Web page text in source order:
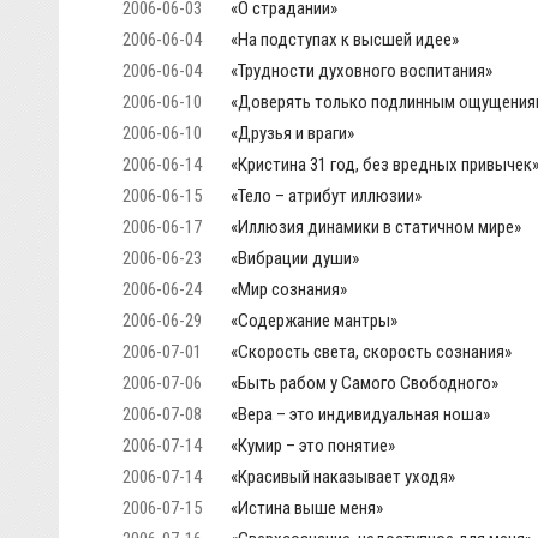
2006-06-03
«О страдании»
2006-06-04
«На подступах к высшей идее»
2006-06-04
«Трудности духовного воспитания»
2006-06-10
«Доверять только подлинным
2006-06-10
«Друзья и враги»
2006-06-14
«Кристина 31 год, без вредных привычек»
2006-06-15
«Тело – атрибут иллюзии»
2006-06-17
«Иллюзия динамики в статичном мире»
2006-06-23
«Вибрации души»
2006-06-24
«Мир сознания»
2006-06-29
«Содержание мантры»
2006-07-01
«Скорость света, скорость сознания»
2006-07-06
«Быть рабом у Самого Свободного»
2006-07-08
«Вера – это индивидуальная ноша»
2006-07-14
«Кумир – это понятие»
2006-07-14
«Красивый наказывает уходя»
2006-07-15
«Истина выше меня»